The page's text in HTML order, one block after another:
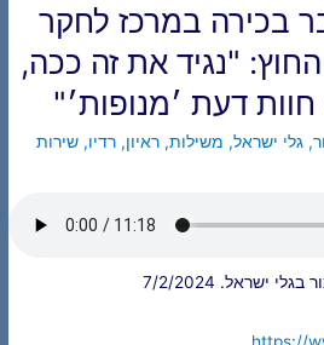
בכירה במרכז לחקר
"נגיד את זה ככה,
דעת ׳מנופות׳"
, גלי ישראל, משילות, ראיון, רדיו, שירות
ישראל. 7/2/2024